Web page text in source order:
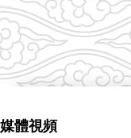
媒體視頻